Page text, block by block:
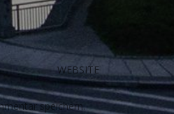
speichern.